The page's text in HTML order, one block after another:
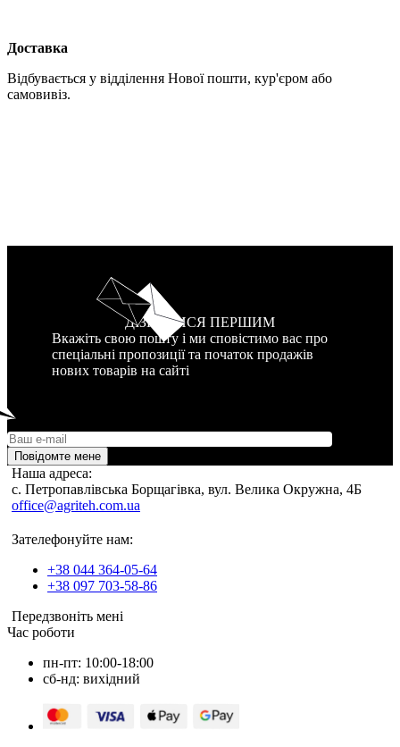
Доставка
Відбувається у відділення Нової пошти, кур'єром або
самовивіз.
ДІЗНАТИСЯ ПЕРШИМ
Вкажіть свою пошту і ми сповістимо вас про
спеціальні пропозиції та початок продажів
нових товарів на сайті
Повідомте мене
Наша адреса:
c. Петропавлівська Борщагівка, вул. Велика Окружна, 4Б
office@agriteh.com.ua
Зателефонуйте нам:
+38 044 364-05-64
+38 097 703-58-86
Передзвоніть мені
Час роботи
пн-пт: 10:00-18:00
сб-нд: вихідний